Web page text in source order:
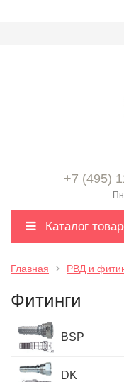
+7 (495)
Каталог
Главная РВД и
Фитинги
BSP
DK